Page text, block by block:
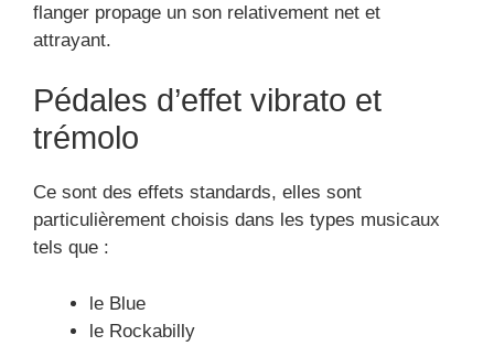
flanger propage un son relativement net et
attrayant.
Pédales d’effet vibrato et
trémolo
Ce sont des effets standards, elles sont
particulièrement choisis dans les types musicaux
tels que :
le Blue
le Rockabilly